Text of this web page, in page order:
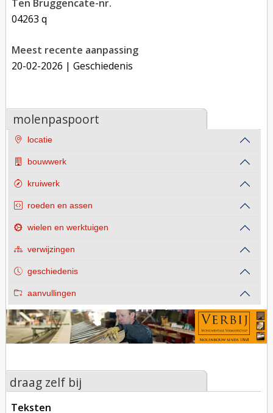
Ten Bruggencate-nr.
04263 q
Meest recente aanpassing
20-02-2026 | Geschiedenis
molenpaspoort
locatie
bouwwerk
kruiwerk
roeden en assen
wielen en werktuigen
verwijzingen
geschiedenis
aanvullingen
draag zelf bij
teksten